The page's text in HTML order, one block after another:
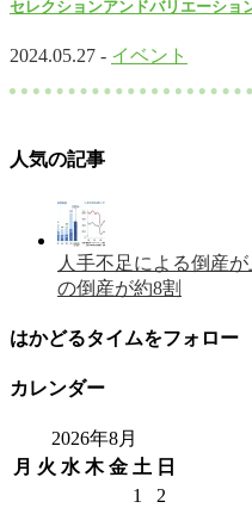
セレクションアンドバリエーショ
2024.05.27 - イベント
人気の記事
人手不足による倒産
の倒産が約8割
はかどるタイムをフォロー
カレンダー
2026年8月
月 火 水 木 金 土 日
1
2